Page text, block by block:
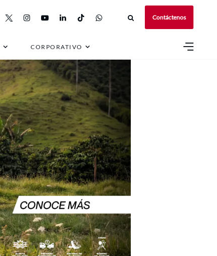
Contáctenos
CORPORATIVO